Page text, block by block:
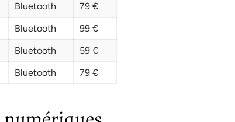
Bluetooth
79 €
Bluetooth
99 €
Bluetooth
59 €
Bluetooth 79 €